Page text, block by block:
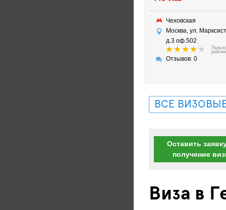
Чеховская
Москва, ул.
д.3 оф.502
Отзывов: 0
ВСЕ
Оставить
получение
Виза в